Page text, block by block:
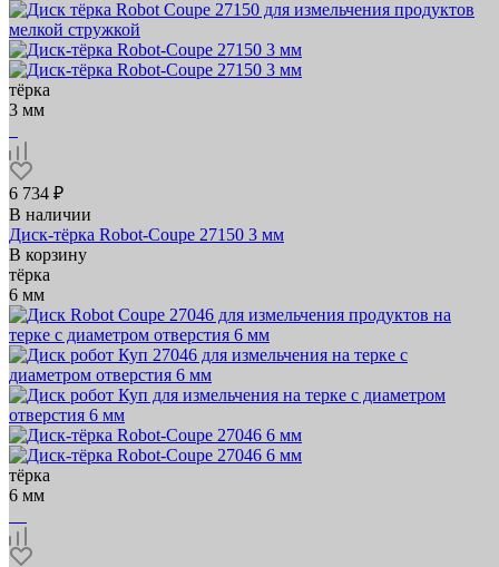
тёрка
3 мм
6 734 ₽
В наличии
Диск-тёрка Robot-Coupe 27150 3 мм
В корзину
тёрка
6 мм
тёрка
6 мм